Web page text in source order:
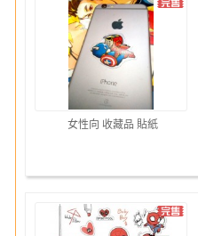
女性向 收藏品 貼紙